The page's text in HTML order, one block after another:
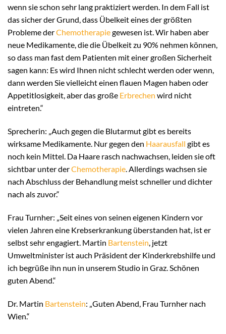
wenn sie schon sehr lang praktiziert werden. In dem Fall ist
das sicher der Grund, dass Übelkeit eines der größten
Probleme derChemotherapiegewesen ist. Wir haben aber
neue Medikamente, die die Übelkeit zu 90% nehmen können,
so dass man fast dem Patienten mit einer großen Sicherheit
sagen kann: Es wird Ihnen nicht schlecht werden oder wenn,
dann werden Sie vielleicht einen flauen Magen haben oder
Appetitlosigkeit, aber das große Erbrechen wird nicht
eintreten.“
Sprecherin: „Auch gegen die Blutarmut gibt es bereits
wirksame Medikamente. Nur gegen den Haarausfall gibt es
noch kein Mittel. Da Haare rasch nachwachsen, leiden sie oft
sichtbar unter derChemotherapie. Allerdings wachsen sie
nach Abschluss der Behandlung meist schneller und dichter
nach als zuvor.“
Frau Turnher: „Seit eines von seinen eigenen Kindern vor
vielen Jahren eine Krebserkrankung überstanden hat, ist er
selbst sehr engagiert. Martin Bartenstein , jetzt
Umweltminister ist auch Präsident der Kinderkrebshilfe und
ich begrüße ihn nun in unserem Studio in Graz. Schönen
guten Abend.“
Dr. Martin Bartenstein: „Guten Abend, Frau Turnher nach
Wien.“